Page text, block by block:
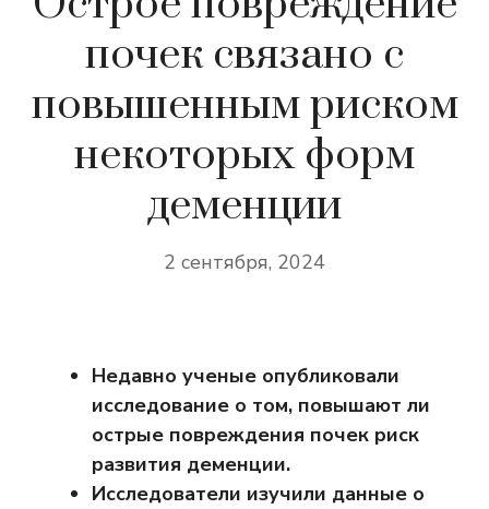
почек связано с
повышенным риском
некоторых форм
деменции
2 сентября, 2024
Недавно ученые опубликовали
исследование о том, повышают ли
острые повреждения почек риск
развития деменции.
Исследователи изучили данные о